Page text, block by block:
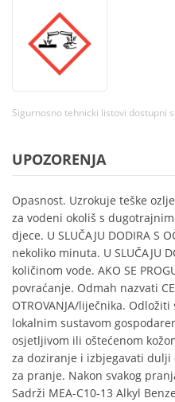
Sigurnosno tehnicki listovi dostupni
UPOZORENJA
Opasnost. Uzrokuje teške
za vodeni okoliš s
djece. U SLUČAJU DODIRA S
nekoliko minuta. U SLUČAJU
količinom vode. AKO SE
povraćanje. Odmah nazvati
OTROVANJA/liječnika.
lokalnim sustavom
osjetljivom ili oštećenom
za doziranje i izbjegavati
za pranje. Nakon svakog
Sadrži MEA-C10-13 Alkyl